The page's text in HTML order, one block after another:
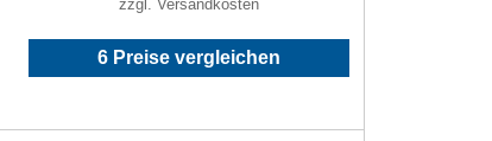
zzgl. Versandkosten
6 Preise vergleichen